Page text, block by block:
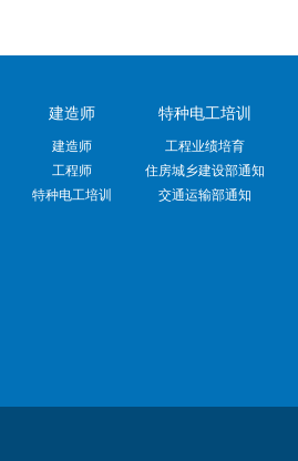
建造师
建造师
工程师
特种电工培训
特种电工培训
工程业绩培育
住房城乡建设部通知
交通运输部通知